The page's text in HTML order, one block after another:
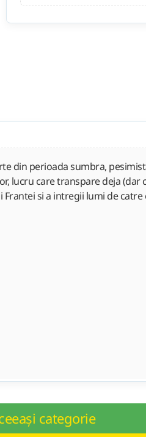
din perioada sumbra,
care transpare deja (dar
si a intregii lumi de
categorie